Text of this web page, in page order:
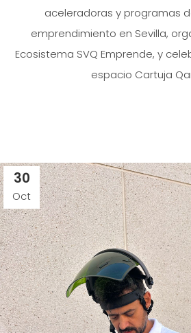
aceleradoras y programas
emprendimiento en Sevilla,
Ecosistema SVQ Emprende, y
espacio Cartuja
30
Oct